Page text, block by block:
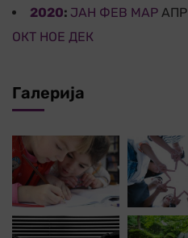
2020: ЈАН ФЕВ МАР АПР
ОКТ НОЕ ДЕК
Галерија